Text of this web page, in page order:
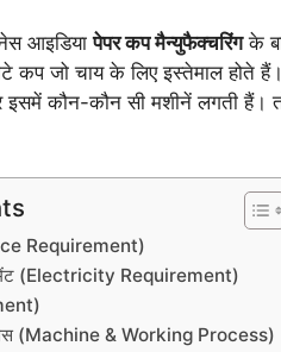
आइडियापेपर कप मैन्युफैक्चरिंगके
कप जो चाय के लिए इस्तेमाल
कौन-कौन सी मशीनें लगती हैं।
Requirement)
(Electricity Requirement)
(Machine & Working Process)